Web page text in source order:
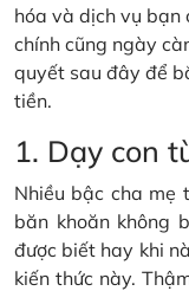
hóa và dịch vụ bạn
chính cũng ngày
quyết sau đây để
tiền.
1. Dạy con
Nhiều bậc cha mẹ
băn khoăn không
được biết hay khi
kiến thức này.